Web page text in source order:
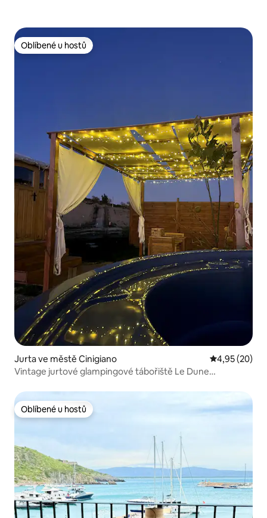
Oblíbené u hostů
Oblíbené u hostů
Jurta ve městě Cinigiano Průměrné
4,95 (20)
Vintage jurtové glampingové tábořiště Le Dune
Oblíbené u hostů
Oblíbené u hostů